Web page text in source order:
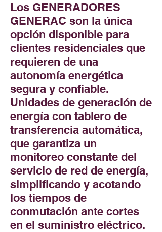
​Los GENERADORES
GENERAC son la única
opción disponible para
clientes residenciales que
requieren de una
autonomía energética
segura y confiable.
Unidades de generación de
energía con tablero de
transferencia automática,
que garantiza un
monitoreo constante del
servicio de red de energía,
simplificando y acotando
los tiempos de
conmutación ante cortes
en el suministro eléctrico.